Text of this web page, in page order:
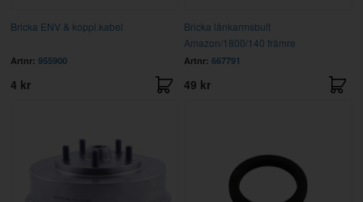
Bricka ENV & koppl.kabel
Artnr: 955900
4 kr
Bricka länkarmsbult
Amazon/1800/140 främre
Artnr: 667791
49 kr